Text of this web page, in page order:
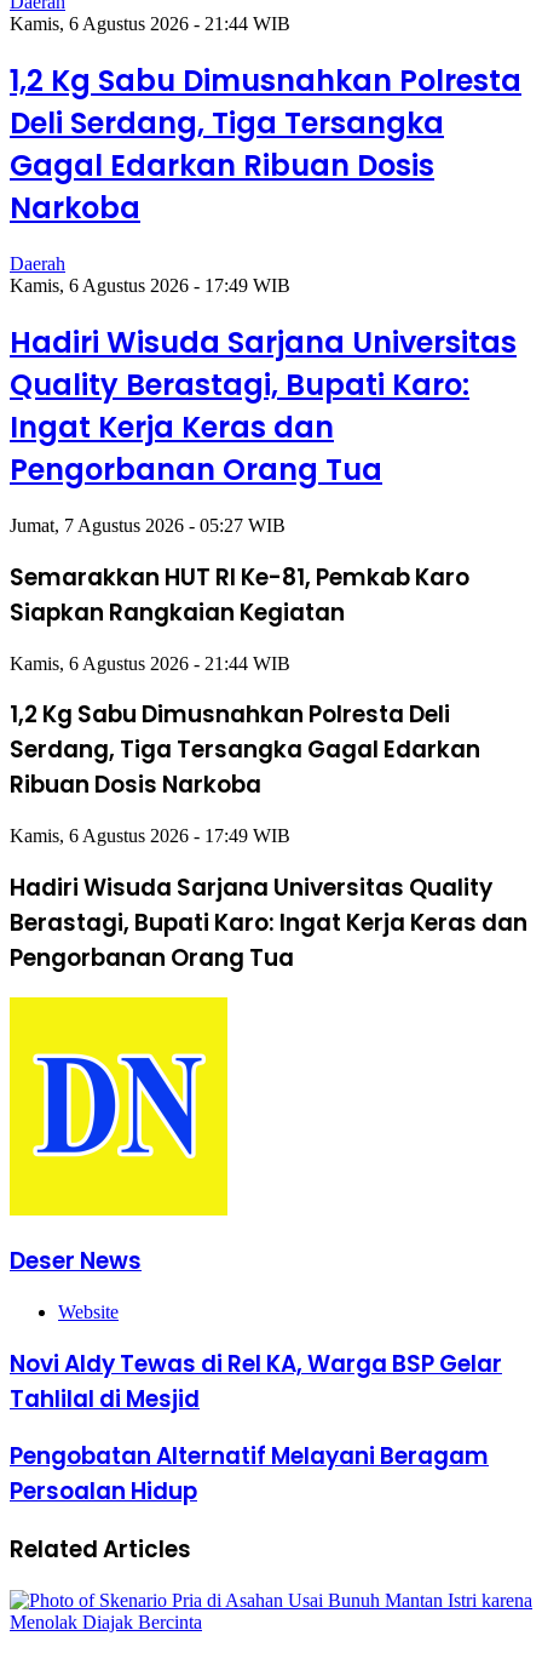
Kamis, 6 Agustus 2026 - 21:44 WIB
1,2 Kg Sabu Dimusnahkan Polresta
Deli Serdang, Tiga Tersangka
Gagal Edarkan Ribuan Dosis
Narkoba
Daerah
Kamis, 6 Agustus 2026 - 17:49 WIB
Hadiri Wisuda Sarjana Universitas
Quality Berastagi, Bupati Karo:
Ingat Kerja Keras dan
Pengorbanan Orang Tua
Jumat, 7 Agustus 2026 - 05:27 WIB
Semarakkan HUT RI Ke-81, Pemkab Karo
Siapkan Rangkaian Kegiatan
Kamis, 6 Agustus 2026 - 21:44 WIB
1,2 Kg Sabu Dimusnahkan Polresta Deli
Serdang, Tiga Tersangka Gagal Edarkan
Ribuan Dosis Narkoba
Kamis, 6 Agustus 2026 - 17:49 WIB
Hadiri Wisuda Sarjana Universitas Quality
Berastagi, Bupati Karo: Ingat Kerja Keras dan
Pengorbanan Orang Tua
Deser News
Website
Novi Aldy Tewas di Rel KA, Warga BSP Gelar
Tahlilal di Mesjid
Pengobatan Alternatif Melayani Beragam
Persoalan Hidup
Related Articles